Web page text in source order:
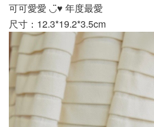
可可愛愛 ◡̈♥︎ 年度最愛
尺寸：12.3*19.2*3.5cm